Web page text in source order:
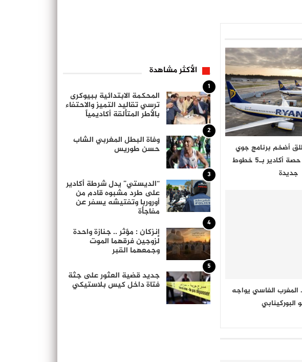
أضخم برنامج جوي
بالمغرب وتعزز حصة أكادير بـ5 خطوط
جديدة
المغرب الفاسي يواجه
البوركينابي
الأكثر مشاهدة
1
المحكمة الابتدائية ببيوكرى
ترسي تقاليد التميز والاحتفاء
بالأطر المتألقة أكاديمياً
2
وفاة البطل المغربي الشاب
حسن طوريس
3
“الديستي” يدل شرطة أكادير
على طرد مشبوه قادم من
أوروربا وتفتيشه يسفر عن
مفاجأة
4
إنزكان : مؤثر .. جنازة واحدة
لزوجين فرقهما الموت
وجمعهما القبر
5
جديد قضية العثور على جثة
فتاة داخل كيس بلاستيكي